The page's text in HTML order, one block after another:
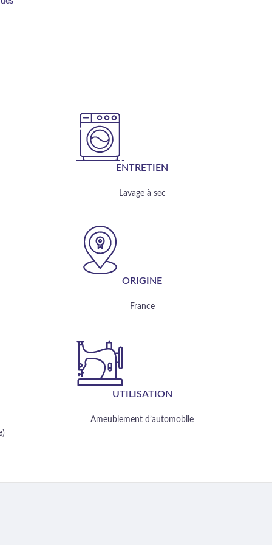
ENTRETIEN
Lavage à sec
ORIGINE
France
UTILISATION
Ameublement d’automobile